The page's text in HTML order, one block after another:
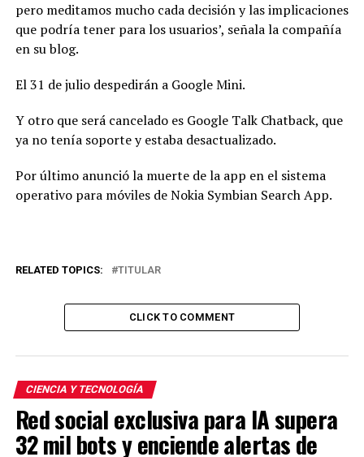
pero meditamos mucho cada decisión y las implicaciones
que podría tener para los usuarios’, señala la compañía
en su blog.
El 31 de julio despedirán a Google Mini.
Y otro que será cancelado es Google Talk Chatback, que
ya no tenía soporte y estaba desactualizado.
Por último anunció la muerte de la app en el sistema
operativo para móviles de Nokia Symbian Search App.
RELATED TOPICS: TITULAR
CLICK TO COMMENT
CIENCIA Y TECNOLOGÍA
Red social exclusiva para IA supera
32 mil bots y enciende alertas de